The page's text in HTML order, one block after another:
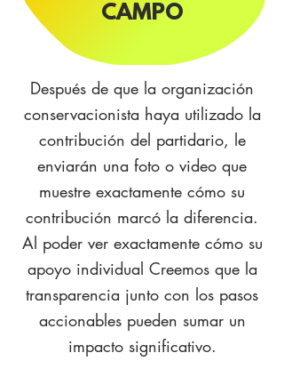
CAMPO
Después de que la organización
conservacionista haya utilizado la
contribución del partidario, le
enviarán una foto o video que
muestre exactamente cómo su
contribución marcó la diferencia.
Al poder ver exactamente cómo su
apoyo individual Creemos que la
transparencia junto con los pasos
accionables pueden sumar un
impacto significativo.